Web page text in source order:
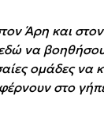
Άρη και
να
ομάδες να
στο